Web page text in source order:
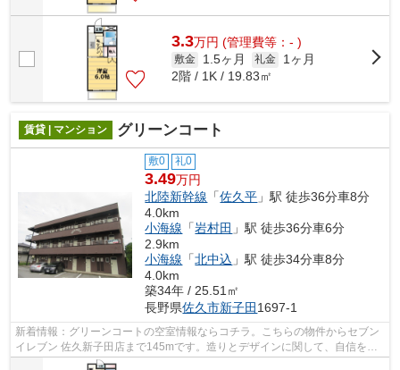
3.3万円 (管理費等：- )
敷金 1.5ヶ月 礼金
1ヶ月
2階 / 1K / 19.83㎡
賃貸 | マンション グリーンコート
敷0 礼0
3.49万円
北陸新幹線 「佐久平 」駅 徒歩36分車8分
4.0km
小海線 「岩村田 」駅 徒歩36分車6分
2.9km
小海線 「北中込 」駅 徒歩34分車8分
4.0km
築34年 / 25.51㎡
長野県佐久市新子田 1697-1
新着情報：グリーンコートの空室情報ならコチラ。こちらの物件からセブン
イレブン 佐久新子田店まで145mです。造りとデザインに関して、自信をも
って情報を提供できるマンションです。...